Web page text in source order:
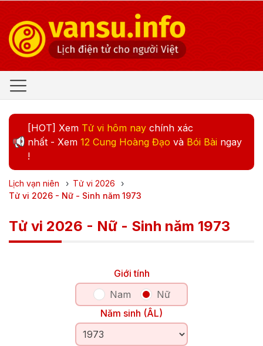
[HOT] Xem Tử vi hôm nay chính xác
nhất - Xem 12 Cung Hoàng Đạo và Bói Bài ngay
!
Lịch vạn niên › Tử vi 2026
›
Tử vi 2026 - Nữ - Sinh năm 1973
Tử vi 2026 - Nữ - Sinh năm 1973
Giới tính
Nam
Nữ
Năm sinh (ÂL)